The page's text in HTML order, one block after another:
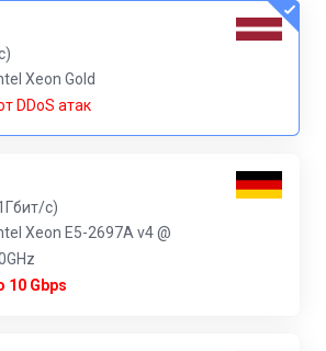
Xeon Gold
DDoS атак
с)
Xeon E5-2697A v4 @
10 Gbps